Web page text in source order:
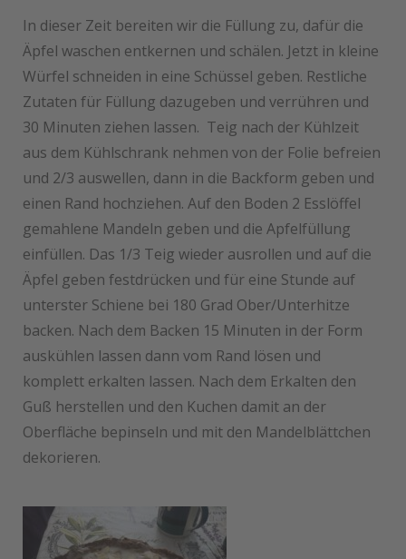
In dieser Zeit bereiten wir die Füllung zu, dafür die
Äpfel waschen entkernen und schälen. Jetzt in kleine
Würfel schneiden in eine Schüssel geben. Restliche
Zutaten für Füllung dazugeben und verrühren und
30 Minuten ziehen lassen. Teig nach der Kühlzeit
aus dem Kühlschrank nehmen von der Folie befreien
und 2/3 auswellen, dann in die Backform geben und
einen Rand hochziehen. Auf den Boden 2 Esslöffel
gemahlene Mandeln geben und die Apfelfüllung
einfüllen. Das 1/3 Teig wieder ausrollen und auf die
Äpfel geben festdrücken und für eine Stunde auf
unterster Schiene bei 180 Grad Ober/Unterhitze
backen. Nach dem Backen 15 Minuten in der Form
auskühlen lassen dann vom Rand lösen und
komplett erkalten lassen. Nach dem Erkalten den
Guß herstellen und den Kuchen damit an der
Oberfläche bepinseln und mit den Mandelblättchen
dekorieren.